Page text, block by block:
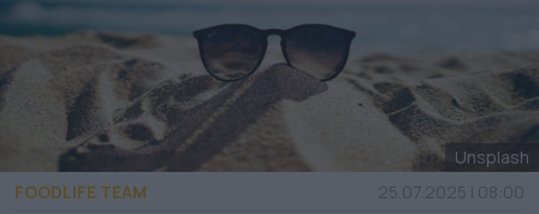
Unsplash
FOODLIFE TEAM
25.07.2025 | 08:00